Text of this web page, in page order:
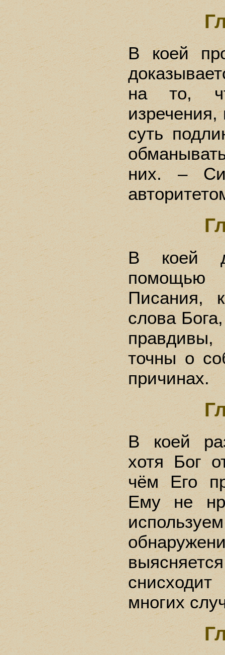
В коей
на то,
изречения,
суть
них. –
В коей
Писания,
слова
правдивы,
точны о
причинах.
В коей
хотя Бог
чём Его
Ему не
многих